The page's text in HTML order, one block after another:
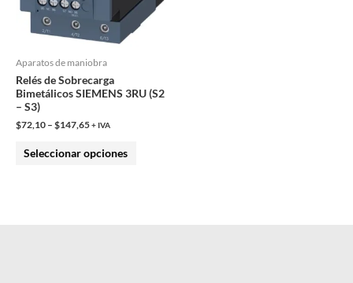
Aparatos de maniobra
Relés de Sobrecarga
Bimetálicos SIEMENS 3RU (S2
– S3)
$72,10 – $147,65+ IVA
Seleccionar opciones
opciones
se
en